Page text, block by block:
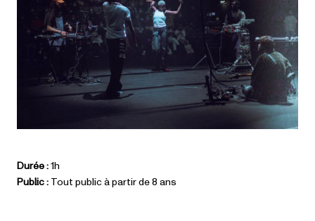
Durée :1h
Public : Tout public à partir de 8 ans